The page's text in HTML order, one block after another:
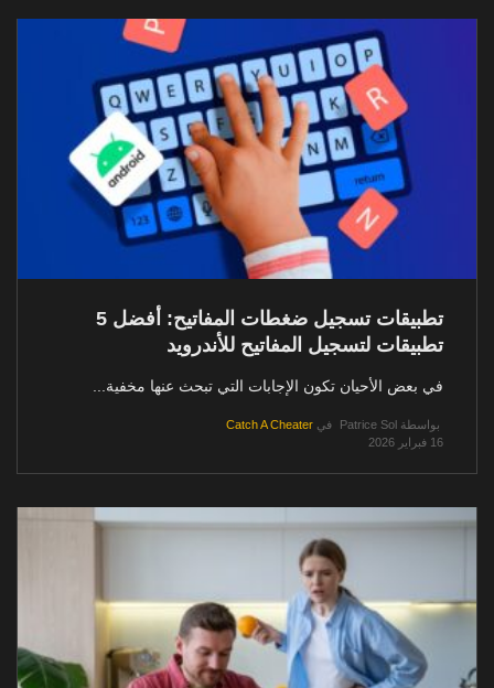
تطبيقات تسجيل ضغطات المفاتيح: أفضل 5
تطبيقات لتسجيل المفاتيح للأندرويد
في بعض الأحيان تكون الإجابات التي تبحث عنها مخفية...
بواسطة Patrice Sol في Catch A Cheater
16 فبراير 2026